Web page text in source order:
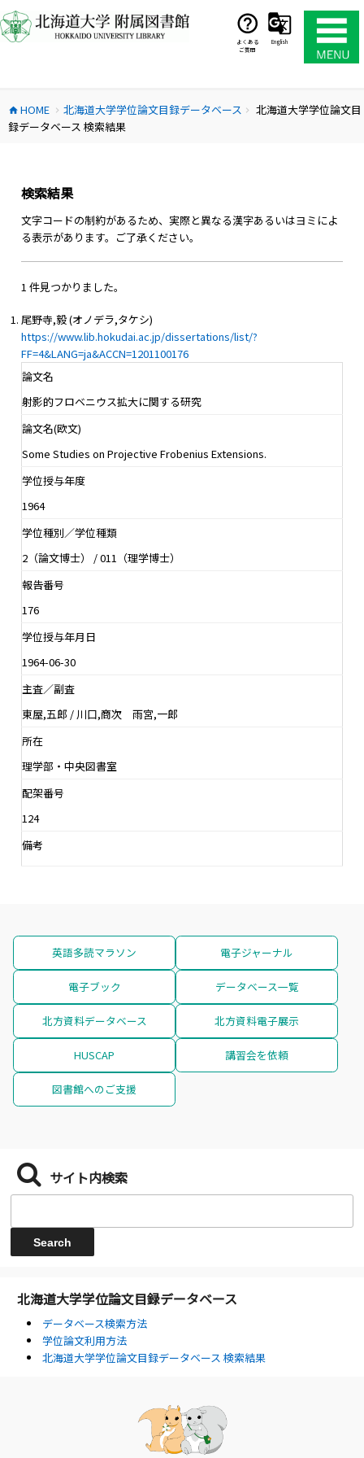
ン
テ
ス
キ
よくある
ご質問
English
home HOME chevron_right 北海道大学学位論文目録データベース chevron_right
北海道大学学位論文目
録データベース 検索結果
検索結果
文字コードの制約があるため、実際と異なる漢字あるいはヨミによ
る表示があります。ご了承ください。
1 件見つかりました。
尾野寺,毅 (オノデラ,タケシ)
https://www.lib.hokudai.ac.jp/dissertations/list/?
FF=4&LANG=ja&ACCN=1201100176
論文名
射影的フロベニウス拡大に関する研究
論文名(欧文)
Some Studies on Projective Frobenius Extensions.
学位授与年度
1964
学位種別／学位種類
2（論文博士） / 011（理学博士）
報告番号
176
学位授与年月日
1964-06-30
主査／副査
東屋,五郎 / 川口,商次 雨宮,一郎
所在
理学部・中央図書室
配架番号
124
備考
英語多読マラソン 電子ジャーナル
電子ブック データベース一覧
北方資料データベース 北方資料電子展示
HUSCAP 講習会を依頼
図書館へのご支援
サイト内検索
北海道大学学位論文目録データベース
データベース検索方法
学位論文利用方法
北海道大学学位論文目録データベース 検索結果